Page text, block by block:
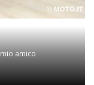
amico